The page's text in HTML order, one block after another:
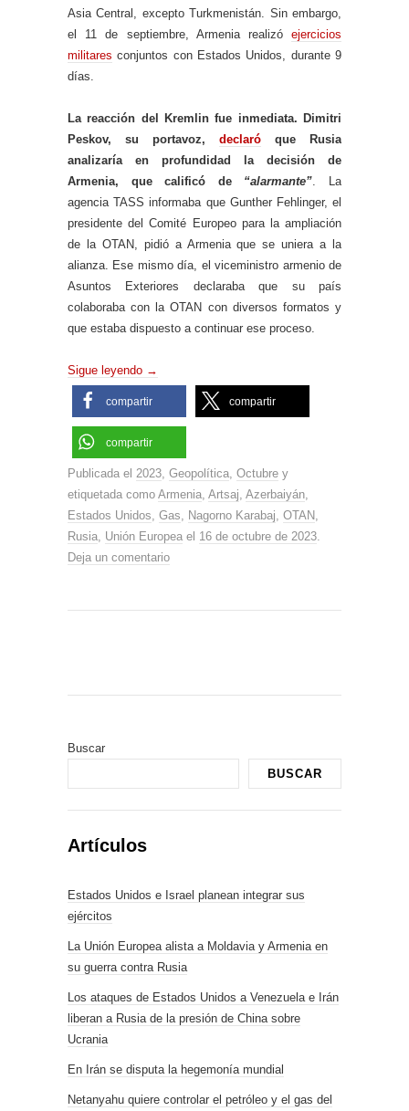
Asia Central, excepto Turkmenistán. Sin embargo,
el 11 de septiembre, Armenia realizó ejercicios
militares conjuntos con Estados Unidos, durante 9
días.
La reacción del Kremlin fue inmediata. Dimitri
Peskov, su portavoz, declaró que Rusia
analizaría en profundidad la decisión de
Armenia, que calificó de “alarmante” . La
agencia TASS informaba que Gunther Fehlinger, el
presidente del Comité Europeo para la ampliación
de la OTAN, pidió a Armenia que se uniera a la
alianza. Ese mismo día, el viceministro armenio de
Asuntos Exteriores declaraba que su país
colaboraba con la OTAN con diversos formatos y
que estaba dispuesto a continuar ese proceso.
Sigue leyendo →
compartir compartir
compartir
Publicada el 2023 Geopolítica Octubre y
etiquetada como Armenia Artsaj Azerbaiyán
Estados Unidos Gas Nagorno Karabaj OTAN
Rusia Unión Europea el 16 de octubre de 2023
Deja un comentario
Buscar
BUSCAR
Artículos
Estados Unidos e Israel planean integrar sus
ejércitos
La Unión Europea alista a Moldavia y Armenia en
su guerra contra Rusia
Los ataques de Estados Unidos a Venezuela e Irán
liberan a Rusia de la presión de China sobre
Ucrania
En Irán se disputa la hegemonía mundial
Netanyahu quiere controlar el petróleo y el gas del